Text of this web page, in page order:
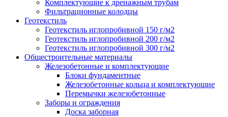
Комплектующие к дренажным трубам
Фильтрационные колодцы
Геотекстиль
Геотекстиль иглопробивной 150 г/м2
Геотекстиль иглопробивной 200 г/м2
Геотекстиль иглопробивной 300 г/м2
Общестроительные материалы
Железобетонные и комплектующие
Блоки фундаментные
Железобетонные кольца и комплектующие
Перемычки железобетонные
Заборы и ограждения
Доска заборная